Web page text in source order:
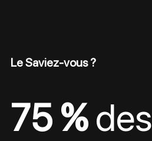
Le Saviez-vous ?
75 % des